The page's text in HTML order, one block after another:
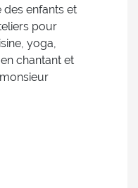
enfants et
pour
yoga,
chantant et